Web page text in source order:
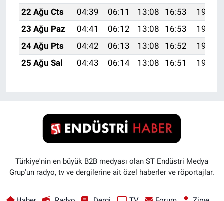
22 Ağu Cts
04:39 06:11 13:08 16:53
19:56
23 Ağu Paz
04:41 06:12 13:08 16:53
19:54
24 Ağu Pts
04:42 06:13 13:08 16:52
19:53
25 Ağu Sal
04:43 06:14 13:08 16:51 19:51
Türkiye'nin en büyük B2B medyası olan ST Endüstri Medya
Grup'un radyo, tv ve dergilerine ait özel haberler ve röportajlar.